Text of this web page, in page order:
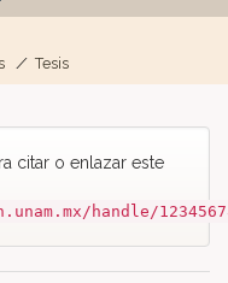
Tesis
citar o enlazar este
handle/